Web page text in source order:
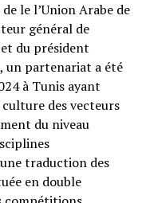
le l’Union Arabe de
général de
et du président
un partenariat a été
à Tunis ayant
des vecteurs
du niveau
traduction des
en double